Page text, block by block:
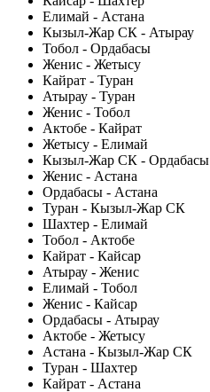
Елимай - Астана
Кызыл-Жар СК - Атырау
Тобол - Ордабасы
Женис - Жетысу
Кайрат - Туран
Атырау - Туран
Женис - Тобол
Актобе - Кайрат
Жетысу - Елимай
Кызыл-Жар СК - Ордабасы
Женис - Астана
Ордабасы - Астана
Туран - Кызыл-Жар СК
Шахтер - Елимай
Тобол - Актобе
Кайрат - Кайсар
Атырау - Женис
Елимай - Тобол
Женис - Кайсар
Ордабасы - Атырау
Актобе - Жетысу
Астана - Кызыл-Жар СК
Туран - Шахтер
Кайрат - Астана